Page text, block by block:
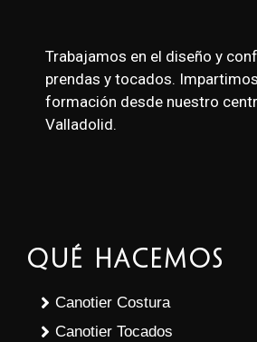
Trabajamos en el diseño y
prendas y tocados.
formación desde nuestro
Valladolid.
Qué Hacemos
Canotier Costura
Canotier Tocados